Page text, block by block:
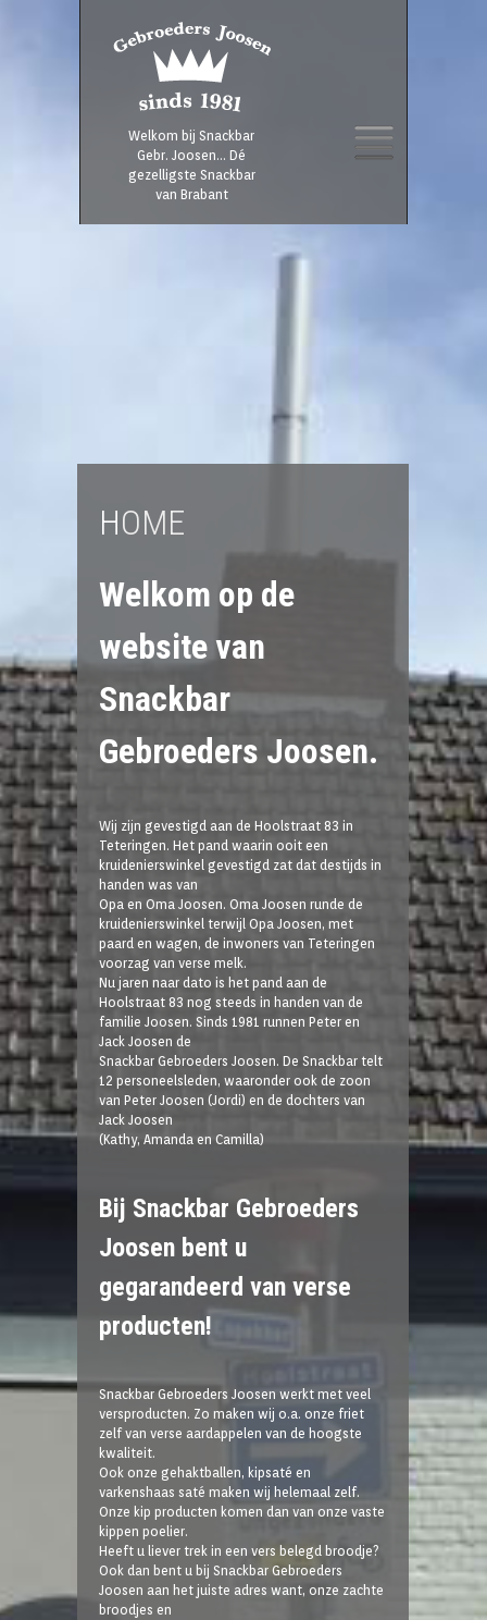
Welkom bij Snackbar
Gebr. Joosen… Dé
gezelligste Snackbar
van Brabant
HOME
Welkom op de
website van
Snackbar
Gebroeders Joosen.
Wij zijn gevestigd aan de Hoolstraat 83 in
Teteringen. Het pand waarin ooit een
kruidenierswinkel gevestigd zat dat destijds in
handen was van
Opa en Oma Joosen. Oma Joosen runde de
kruidenierswinkel terwijl Opa Joosen, met
paard en wagen, de inwoners van Teteringen
voorzag van verse melk.
Nu jaren naar dato is het pand aan de
Hoolstraat 83 nog steeds in handen van de
familie Joosen. Sinds 1981 runnen Peter en
Jack Joosen de
Snackbar Gebroeders Joosen. De Snackbar telt
12 personeelsleden, waaronder ook de zoon
van Peter Joosen (Jordi) en de dochters van
Jack Joosen
(Kathy, Amanda en Camilla)
Bij Snackbar Gebroeders
Joosen bent u
gegarandeerd van verse
producten!
Snackbar Gebroeders Joosen werkt met veel
versproducten. Zo maken wij o.a. onze friet
zelf van verse aardappelen van de hoogste
kwaliteit.
Ook onze gehaktballen, kipsaté en
varkenshaas saté maken wij helemaal zelf.
Onze kip producten komen dan van onze vaste
kippen poelier.
Heeft u liever trek in een vers belegd broodje?
Ook dan bent u bij Snackbar Gebroeders
Joosen aan het juiste adres want, onze zachte
broodjes en